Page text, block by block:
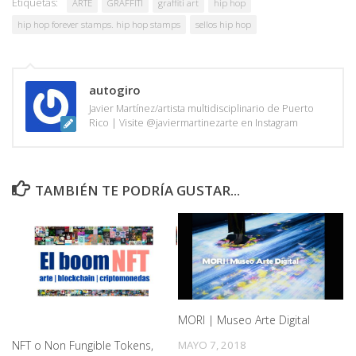
ARTE GRAFFITI graffiti art
hip hop
hip hop forever stamps. hip hop stamps
sellos hip hop
autogiro
Javier Martínez/artista multidisciplinario de Puerto
Rico | Visite @javiermartinezarte en Instagram
TAMBIÉN TE PODRÍA GUSTAR...
NFT o Non Fungible Tokens,
MORI | Museo Arte Digital
MAYO 7, 2018